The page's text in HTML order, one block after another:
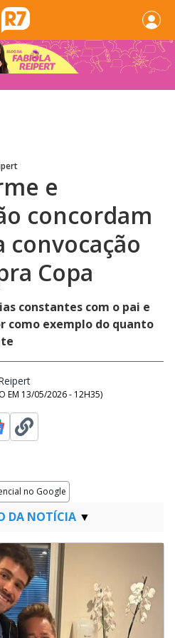
e
concordam
convocação
Copa
constantes com o pai e
como exemplo do quanto
EM 13/05/2026 - 12H35)
no Google
DA NOTÍCIA